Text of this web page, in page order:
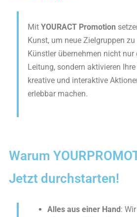
Mit YOURACT Promotion
Kunst, um neue Zielgruppen zu
Künstler übernehmen nicht
Leitung, sondern aktivieren
kreative und interaktive
erlebbar machen.
Warum
Jetzt durchstarten!
Alles aus einer Hand: